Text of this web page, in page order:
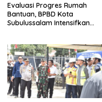
Evaluasi Progres Rumah
Bantuan, BPBD Kota
Subulussalam Intensifkan